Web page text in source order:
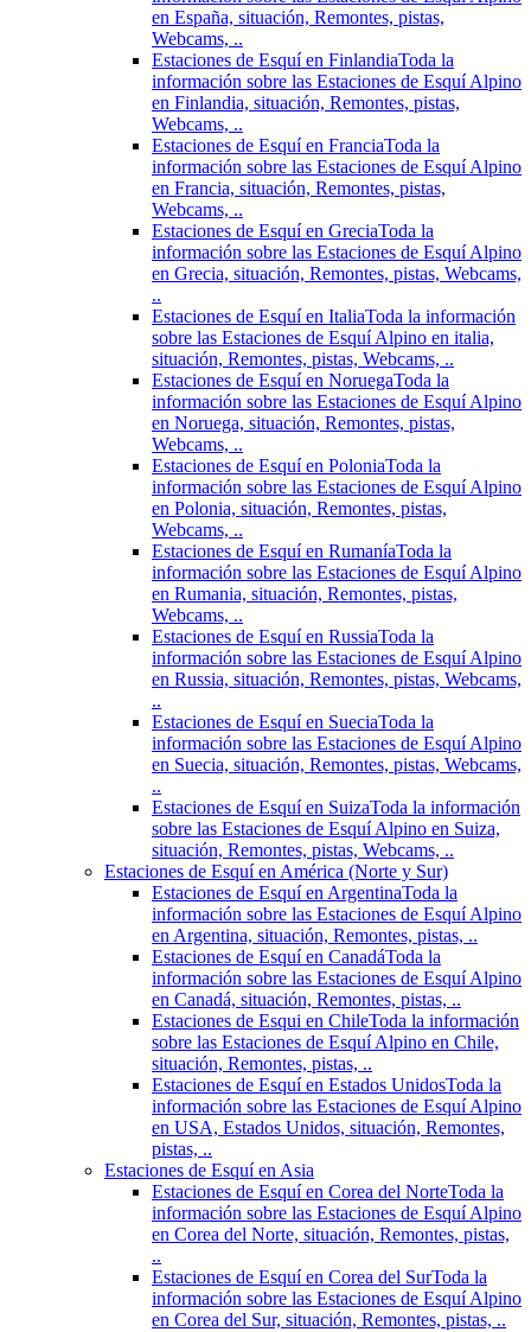
en España, situación, Remontes, pistas,
Webcams, ..
Estaciones de Esquí en FinlandiaToda la
información sobre las Estaciones de Esquí Alpino
en Finlandia, situación, Remontes, pistas,
Webcams, ..
Estaciones de Esquí en FranciaToda la
información sobre las Estaciones de Esquí Alpino
en Francia, situación, Remontes, pistas,
Webcams, ..
Estaciones de Esquí en GreciaToda la
información sobre las Estaciones de Esquí Alpino
en Grecia, situación, Remontes, pistas, Webcams,
..
Estaciones de Esquí en ItaliaToda la información
sobre las Estaciones de Esquí Alpino en italia,
situación, Remontes, pistas, Webcams, ..
Estaciones de Esquí en NoruegaToda la
información sobre las Estaciones de Esquí Alpino
en Noruega, situación, Remontes, pistas,
Webcams, ..
Estaciones de Esquí en PoloniaToda la
información sobre las Estaciones de Esquí Alpino
en Polonia, situación, Remontes, pistas,
Webcams, ..
Estaciones de Esquí en RumaníaToda la
información sobre las Estaciones de Esquí Alpino
en Rumania, situación, Remontes, pistas,
Webcams, ..
Estaciones de Esquí en RussiaToda la
información sobre las Estaciones de Esquí Alpino
en Russia, situación, Remontes, pistas, Webcams,
..
Estaciones de Esquí en SueciaToda la
información sobre las Estaciones de Esquí Alpino
en Suecia, situación, Remontes, pistas, Webcams,
..
Estaciones de Esquí en SuizaToda la información
sobre las Estaciones de Esquí Alpino en Suiza,
situación, Remontes, pistas, Webcams, ..
Estaciones de Esquí en América (Norte y Sur)
Estaciones de Esquí en ArgentinaToda la
información sobre las Estaciones de Esquí Alpino
en Argentina, situación, Remontes, pistas, ..
Estaciones de Esquí en CanadáToda la
información sobre las Estaciones de Esquí Alpino
en Canadá, situación, Remontes, pistas, ..
Estaciones de Esqui en ChileToda la información
sobre las Estaciones de Esquí Alpino en Chile,
situación, Remontes, pistas, ..
Estaciones de Esquí en Estados UnidosToda la
información sobre las Estaciones de Esquí Alpino
en USA, Estados Unidos, situación, Remontes,
pistas, ..
Estaciones de Esquí en Asia
Estaciones de Esquí en Corea del NorteToda la
información sobre las Estaciones de Esquí Alpino
en Corea del Norte, situación, Remontes, pistas,
..
Estaciones de Esquí en Corea del SurToda la
información sobre las Estaciones de Esquí Alpino
en Corea del Sur, situación, Remontes, pistas, ..